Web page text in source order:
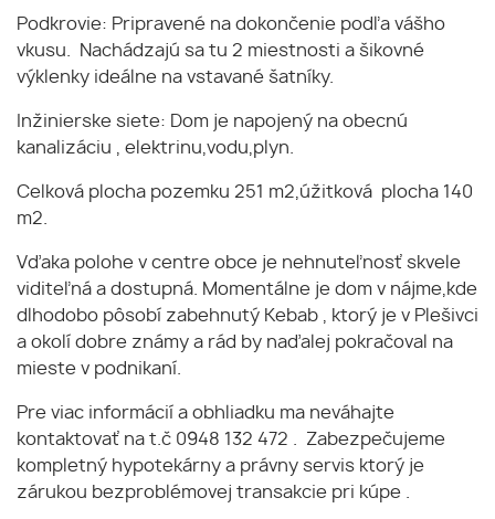
Podkrovie: Pripravené na dokončenie podľa vášho
vkusu. Nachádzajú sa tu 2 miestnosti a šikovné
výklenky ideálne na vstavané šatníky.
Inžinierske siete: Dom je napojený na obecnú
kanalizáciu , elektrinu,vodu,plyn.
Celková plocha pozemku 251 m2,úžitková plocha 140
m2.
Vďaka polohe v centre obce je nehnuteľnosť skvele
viditeľná a dostupná. Momentálne je dom v nájme,kde
dlhodobo pôsobí zabehnutý Kebab , ktorý je v Plešivci
a okolí dobre známy a rád by naďalej pokračoval na
mieste v podnikaní.
Pre viac informácií a obhliadku ma neváhajte
kontaktovať na t.č 0948 132 472 . Zabezpečujeme
kompletný hypotekárny a právny servis ktorý je
zárukou bezproblémovej transakcie pri kúpe .